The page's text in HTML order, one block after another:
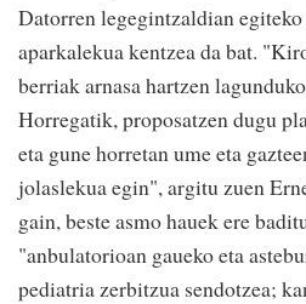
Datorren legegintzaldian
aparkalekua kentzea da bat.
berriak arnasa hartzen
Horregatik, proposatzen dugu
eta gune horretan ume eta
jolaslekua egin", argitu zuen
gain, beste asmo hauek ere
"anbulatorioan gaueko eta
pediatria zerbitzua sendotzea;